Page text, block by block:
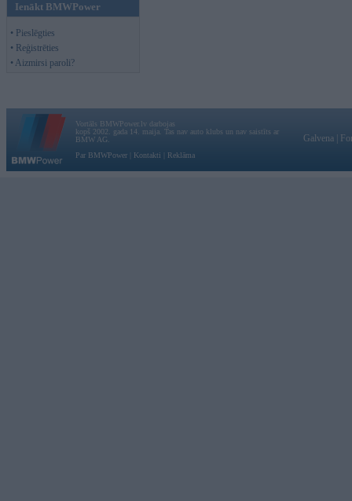
Ienākt BMWPower
• Pieslēgties
• Reģistrēties
• Aizmirsi paroli?
Vortāls BMWPower.lv darbojas
kopš 2002. gada 14. maija. Tas nav auto klubs un nav saistīts ar
BMW AG.
Par BMWPower
Kontakti Reklāma
Galvena